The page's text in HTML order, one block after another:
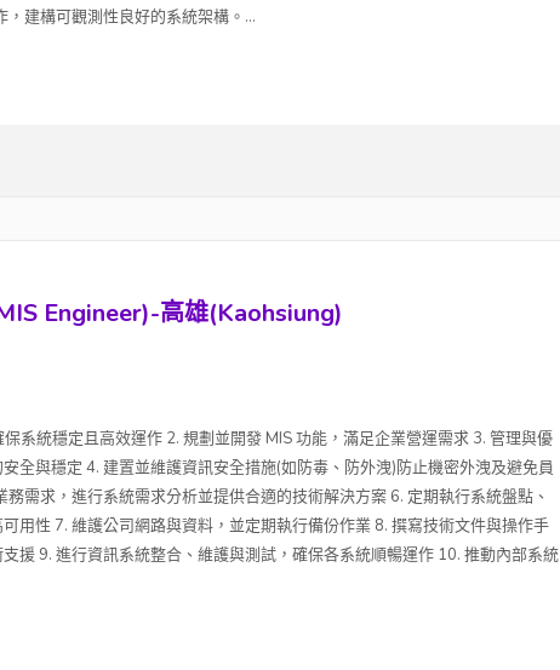
建構可觀測性良好的系統架構。...
Engineer)-高雄(Kaohsiung)
系統穩定且高效運作 2. 規劃並開發 MIS 功能，滿足企業營運需求 3. 管理與優
全與穩定 4. 建置並維護資訊安全措施(如防毒、防外洩)防止機密外洩及避免員
需求，進行系統需求分析並提供合適的技術解決方案 6. 定期執行系統盤點、
用性 7. 維護公司網路與資料，並定期執行備份作業 8. 撰寫技術文件與操作手
援 9. 進行資訊系統整合、維護與測試，確保各系統順暢運作 10. 推動內部系統